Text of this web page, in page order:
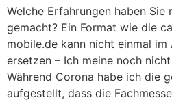
Welche Erfahrungen haben Sie
gemacht? Ein Format wie die
mobile.de kann nicht einmal im
ersetzen – Ich meine noch
Während Corona habe ich die
aufgestellt, dass die